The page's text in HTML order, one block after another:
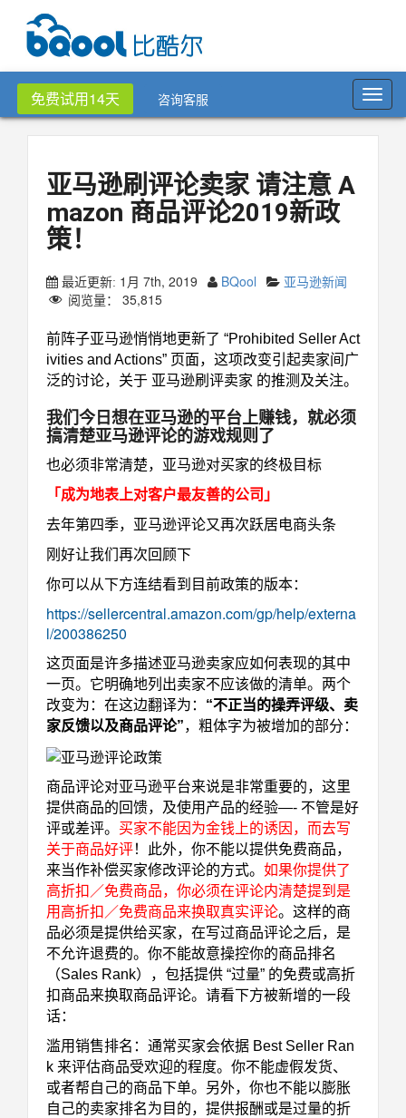
免费试用14天 咨询客服
亚马逊刷评论卖家 请注意 A
mazon 商品评论2019新政
策！
最近更新: 1月 7th, 2019 BQool
亚马逊新闻
阅览量： 35,815
前阵子亚马逊悄悄地更新了 “Prohibited Seller Act
ivities and Actions” 页面，这项改变引起卖家间广
泛的讨论，关于 亚马逊刷评卖家 的推测及关注。
我们今日想在亚马逊的平台上赚钱，就必须
搞清楚亚马逊评论的游戏规则了
也必须非常清楚，亚马逊对买家的终极目标
「成为地表上对客户最友善的公司」
去年第四季，亚马逊评论又再次跃居电商头条
刚好让我们再次回顾下
你可以从下方连结看到目前政策的版本：
https://sellercentral.amazon.com/gp/help/externa
l/200386250
这页面是许多描述亚马逊卖家应如何表现的其中
一页。它明确地列出卖家不应该做的清单。两个
改变为：在这边翻译为： “不正当的操弄评级、卖
家反馈以及商品评论”，粗体字为被增加的部分：
商品评论对亚马逊平台来说是非常重要的，这里
提供商品的回馈，及使用产品的经验—- 不管是好
评或差评。 买家不能因为金钱上的诱因，而去写
关于商品好评！此外，你不能以提供免费商品，
来当作补偿买家修改评论的方式。 如果你提供了
高折扣／免费商品，你必须在评论内清楚提到是
用高折扣／免费商品来换取真实评论。这样的商
品必须是提供给买家，在写过商品评论之后，是
不允许退费的。你不能故意操控你的商品排名
（Sales Rank），包括提供 “过量” 的免费或高折
扣商品来换取商品评论。请看下方被新增的一段
话：
滥用销售排名：通常买家会依据 Best Seller Ran
k 来评估商品受欢迎的程度。你不能虚假发货、
或者帮自己的商品下单。另外，你也不能以膨胀
自己的卖家排名为目的，提供报酬或是过量的折